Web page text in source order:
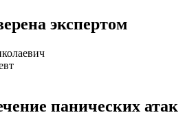
экспертом
панических атак